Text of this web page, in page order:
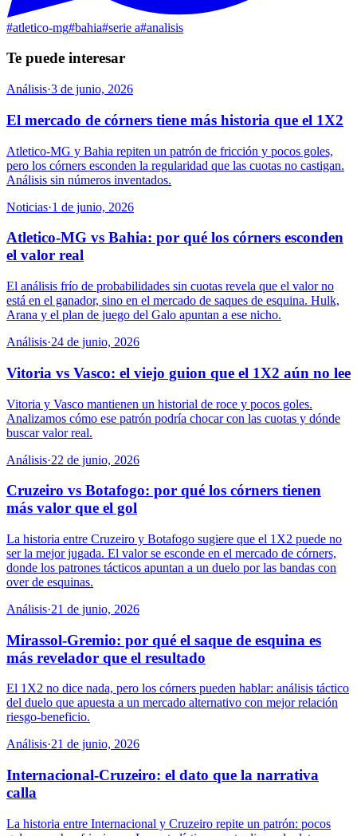
#atletico-mg#bahia#serie a#analisis
Te puede interesar
Análisis·3 de junio, 2026
El mercado de córners tiene más historia que el 1X2
Atletico-MG y Bahia repiten un patrón de fricción y pocos goles,
pero los córners esconden la regularidad que las cuotas no castigan.
Análisis sin números inventados.
Noticias·1 de junio, 2026
Atletico-MG vs Bahia: por qué los córners esconden
el valor real
El análisis frío de probabilidades sin cuotas revela que el valor no
está en el ganador, sino en el mercado de saques de esquina. Hulk,
Arana y el plan de juego del Galo apuntan a ese nicho.
Análisis·24 de junio, 2026
Vitoria vs Vasco: el viejo guion que el 1X2 aún no lee
Vitoria y Vasco mantienen un historial de roce y pocos goles.
Analizamos cómo ese patrón podría chocar con las cuotas y dónde
buscar valor real.
Análisis·22 de junio, 2026
Cruzeiro vs Botafogo: por qué los córners tienen
más valor que el gol
La historia entre Cruzeiro y Botafogo sugiere que el 1X2 puede no
ser la mejor jugada. El valor se esconde en el mercado de córners,
donde los patrones tácticos apuntan a un duelo por las bandas con
over de esquinas.
Análisis·21 de junio, 2026
Mirassol-Gremio: por qué el saque de esquina es
más revelador que el resultado
El 1X2 no dice nada, pero los córners pueden hablar: análisis táctico
del duelo que apuesta a un mercado alternativo con mejor relación
riesgo-beneficio.
Análisis·21 de junio, 2026
Internacional-Cruzeiro: el dato que la narrativa
calla
La historia entre Internacional y Cruzeiro repite un patrón: pocos